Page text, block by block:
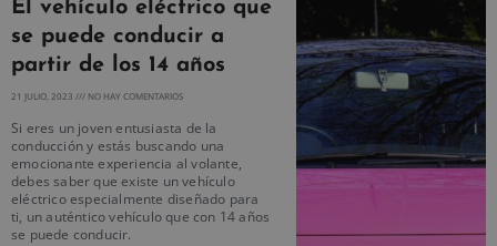
El vehículo eléctrico que
se puede conducir a
partir de los 14 años
21 JULIO, 2023 NO HAY COMENTARIOS
Si eres un joven entusiasta de la
conducción y estás buscando una
emocionante experiencia al volante,
debes saber que existe un vehículo
eléctrico especialmente diseñado para
ti, un auténtico vehículo que con 14 años
se puede conducir.